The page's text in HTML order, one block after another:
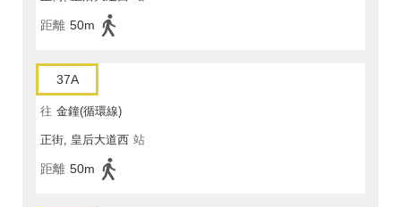
距離 50m
37A
往 金鐘(循環線)
正街, 皇后大道西 站
距離 50m